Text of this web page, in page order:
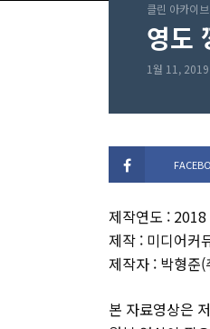
클린 아카이브
영도
1월 11, 2019
제작연도 : 2018
제작 : 미디어커
제작자 : 박형준
본 자료영상은